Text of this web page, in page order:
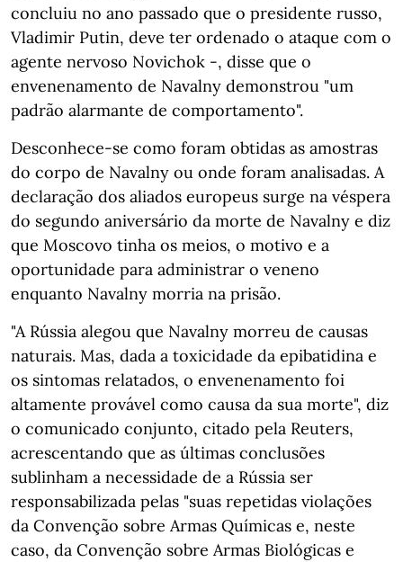
concluiu no ano passado que o presidente russo,
Vladimir Putin, deve ter ordenado o ataque com o
agente nervoso Novichok -, disse que o
envenenamento de Navalny demonstrou "um
padrão alarmante de comportamento".
Desconhece-se como foram obtidas as amostras
do corpo de Navalny ou onde foram analisadas. A
declaração dos aliados europeus surge na véspera
do segundo aniversário da morte de Navalny e diz
que Moscovo tinha os meios, o motivo e a
oportunidade para administrar o veneno
enquanto Navalny morria na prisão.
"A Rússia alegou que Navalny morreu de causas
naturais. Mas, dada a toxicidade da epibatidina e
os sintomas relatados, o envenenamento foi
altamente provável como causa da sua morte", diz
o comunicado conjunto, citado pela Reuters,
acrescentando que as últimas conclusões
sublinham a necessidade de a Rússia ser
responsabilizada pelas "suas repetidas violações
da Convenção sobre Armas Químicas e, neste
caso, da Convenção sobre Armas Biológicas e